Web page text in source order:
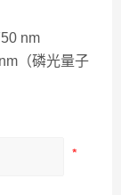
nm
（磷光量子